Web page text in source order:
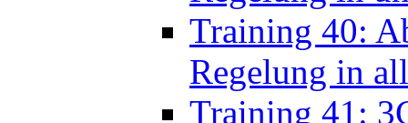
Training 41:
Training 42: